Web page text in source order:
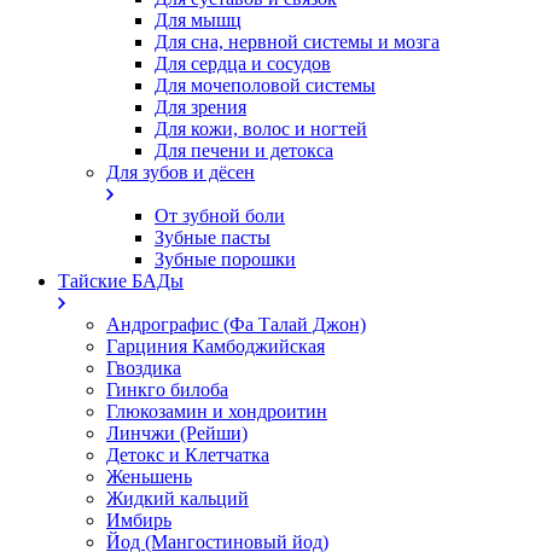
Для мышц
Для сна, нервной системы и мозга
Для сердца и сосудов
Для мочеполовой системы
Для зрения
Для кожи, волос и ногтей
Для печени и детокса
Для зубов и дёсен
От зубной боли
Зубные пасты
Зубные порошки
Тайские БАДы
Андрографис (Фа Талай Джон)
Гарциния Камбоджийская
Гвоздика
Гинкго билоба
Глюкозамин и хондроитин
Линчжи (Рейши)
Детокс и Клетчатка
Женьшень
Жидкий кальций
Имбирь
Йод (Мангостиновый йод)